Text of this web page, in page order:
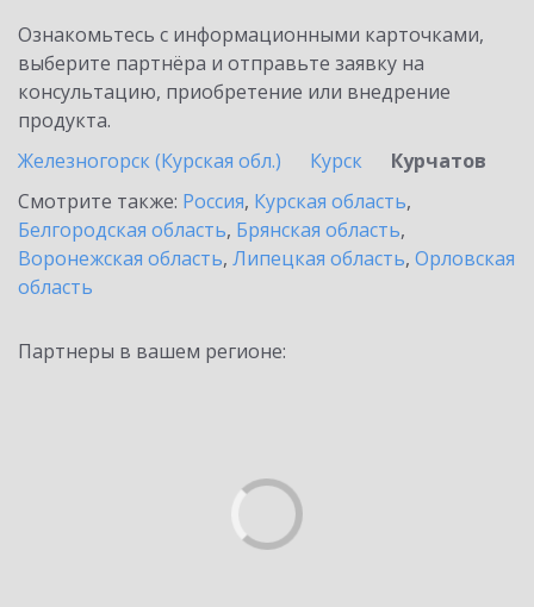
Ознакомьтесь с информационными карточками,
выберите партнёра и отправьте заявку на
консультацию, приобретение или внедрение
продукта.
Железногорск (Курская обл.)
Курск
Курчатов
Смотрите также: Россия, Курская область,
Белгородская область, Брянская область,
Воронежская область, Липецкая область, Орловская
область
Партнеры в вашем регионе: